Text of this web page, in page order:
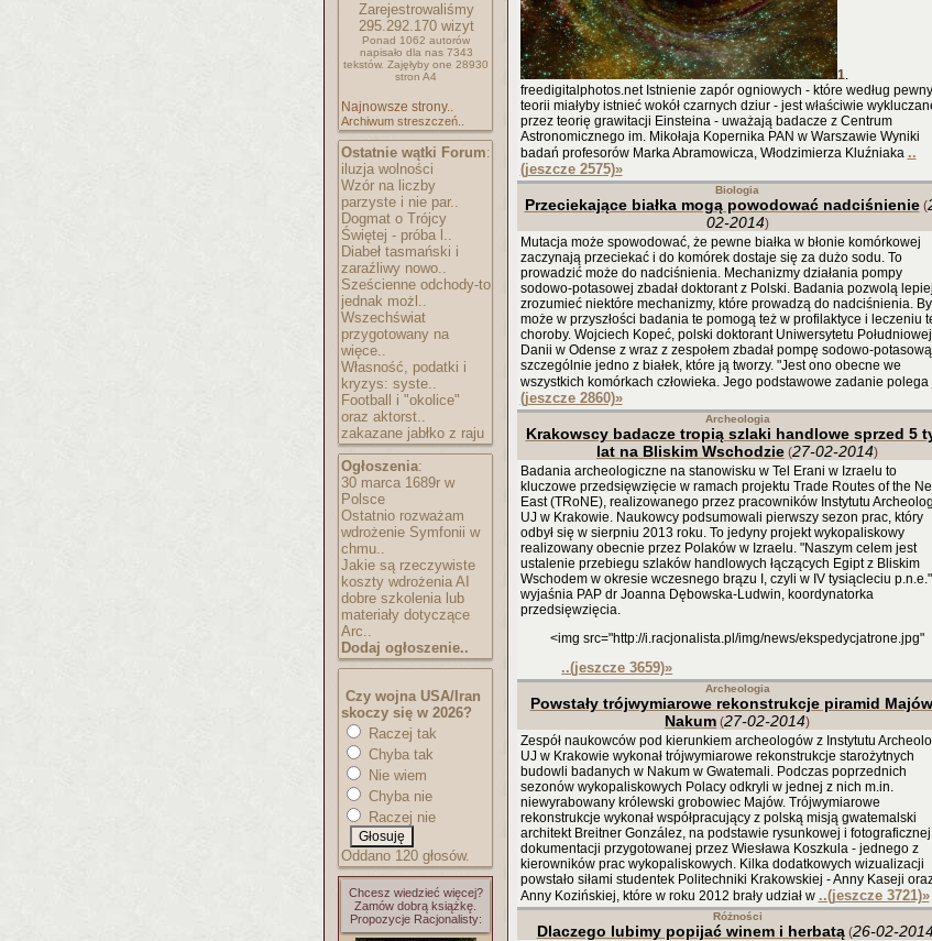
Zarejestrowaliśmy
295.292.170wizyt
Ponad 1062 autorów
napisało dla nas 7343
tekstów. Zajęłyby one 28930
stron A4
Najnowsze strony..
Archiwum streszczeń..
Ostatnie wątki Forum:
iluzja wolności
Wzór na liczby
parzyste i nie par..
Dogmat o Trójcy
Świętej - próba l..
Diabeł tasmański i
zaraźliwy nowo..
Sześcienne odchody-to
jednak możl..
Wszechświat
przygotowany na
więce..
Własność, podatki i
kryzys: syste..
Football i "okolice"
oraz aktorst..
zakazane jabłko z raju
Ogłoszenia:
30 marca 1689r w
Polsce
Ostatnio rozważam
wdrożenie Symfonii w
chmu..
Jakie są rzeczywiste
koszty wdrożenia AI
dobre szkolenia lub
materiały dotyczące
Arc..
Dodaj ogłoszenie..
Czy wojna USA/Iran
skoczy się w 2026?
Raczej tak
Chyba tak
Nie wiem
Chyba nie
Raczej nie
Oddano 120 głosów.
Chcesz wiedzieć więcej?
Zamów dobrą książkę.
Propozycje Racjonalisty:
1.
freedigitalphotos.net Istnienie zapór ogniowych - które według
teorii miałyby istnieć wokół czarnych dziur - jest właściwie
przez teorię grawitacji Einsteina - uważają badacze z Centrum
Astronomicznego im. Mikołaja Kopernika PAN w Warszawie Wyniki
badań profesorów Marka Abramowicza, Włodzimierza Kluźniaka ..
(jeszcze 2575)»
Biologia
Przeciekające białka mogą powodować nadciśnienie(
02-2014)
Mutacja może spowodować, że pewne białka w błonie komórkowej
zaczynają przeciekać i do komórek dostaje się za dużo sodu. To
prowadzić może do nadciśnienia. Mechanizmy działania pompy
sodowo-potasowej zbadał doktorant z Polski. Badania pozwolą lepiej
zrozumieć niektóre mechanizmy, które prowadzą do nadciśnienia.
może w przyszłości badania te pomogą też w profilaktyce i leczeniu
choroby. Wojciech Kopeć, polski doktorant Uniwersytetu Południowej
Danii w Odense z wraz z zespołem zbadał pompę sodowo-
szczególnie jedno z białek, które ją tworzy. "Jest ono obecne we
wszystkich komórkach człowieka. Jego podstawowe zadanie polega
(jeszcze 2860)»
Archeologia
Krakowscy badacze tropią szlaki handlowe sprzed 5
lat na Bliskim Wschodzie (27-02-2014)
Badania archeologiczne na stanowisku w Tel Erani w Izraelu to
kluczowe przedsięwzięcie w ramach projektu Trade Routes of the
East (TRoNE), realizowanego przez pracowników Instytutu
UJ w Krakowie. Naukowcy podsumowali pierwszy sezon prac, który
odbył się w sierpniu 2013 roku. To jedyny projekt wykopaliskowy
realizowany obecnie przez Polaków w Izraelu. "Naszym celem jest
ustalenie przebiegu szlaków handlowych łączących Egipt z Bliskim
Wschodem w okresie wczesnego brązu I, czyli w IV tysiącleciu
wyjaśnia PAP dr Joanna Dębowska-Ludwin, koordynatorka
przedsięwzięcia.
<img src="http://i.racjonalista.pl/img/news/ekspedycjatrone.jpg"
..(jeszcze 3659)»
Archeologia
Powstały trójwymiarowe rekonstrukcje piramid
Nakum (27-02-2014)
Zespół naukowców pod kierunkiem archeologów z Instytutu
UJ w Krakowie wykonał trójwymiarowe rekonstrukcje starożytnych
budowli badanych w Nakum w Gwatemali. Podczas poprzednich
sezonów wykopaliskowych Polacy odkryli w jednej z nich m.in.
niewyrabowany królewski grobowiec Majów. Trójwymiarowe
rekonstrukcje wykonał współpracujący z polską misją gwatemalski
architekt Breitner González, na podstawie rysunkowej i fotograficznej
dokumentacji przygotowanej przez Wiesława Koszkula - jednego z
kierowników prac wykopaliskowych. Kilka dodatkowych wizualizacji
powstało siłami studentek Politechniki Krakowskiej - Anny Kaseji
Anny Kozińskiej, które w roku 2012 brały udział w ..(jeszcze 3721)»
Różności
Dlaczego lubimy popijać winem i herbatą(26-02-